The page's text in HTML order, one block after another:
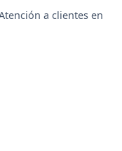
a clientes en